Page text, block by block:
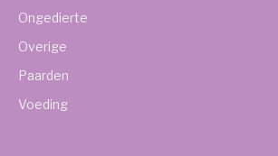
Ongedierte
Overige
Paarden
Voeding